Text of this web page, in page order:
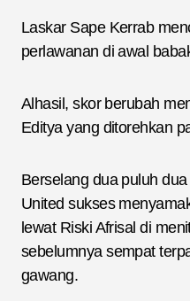
Laskar Sape Kerrab
perlawanan di awal
Alhasil, skor berubah
Editya yang ditorehkan
Berselang dua puluh
United sukses
lewat Riski Afrisal di
sebelumnya sempat
gawang.